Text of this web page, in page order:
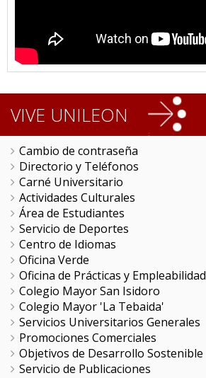
VIVE UNILEON
Cambio de contraseña
Directorio y Teléfonos
Carné Universitario
Actividades Culturales
Área de Estudiantes
Servicio de Deportes
Centro de Idiomas
Oficina Verde
Oficina de Prácticas y Empleabilidad
Colegio Mayor San Isidoro
Colegio Mayor 'La Tebaida'
Servicios Universitarios Generales
Promociones Comerciales
Objetivos de Desarrollo Sostenible
Servicio de Publicaciones